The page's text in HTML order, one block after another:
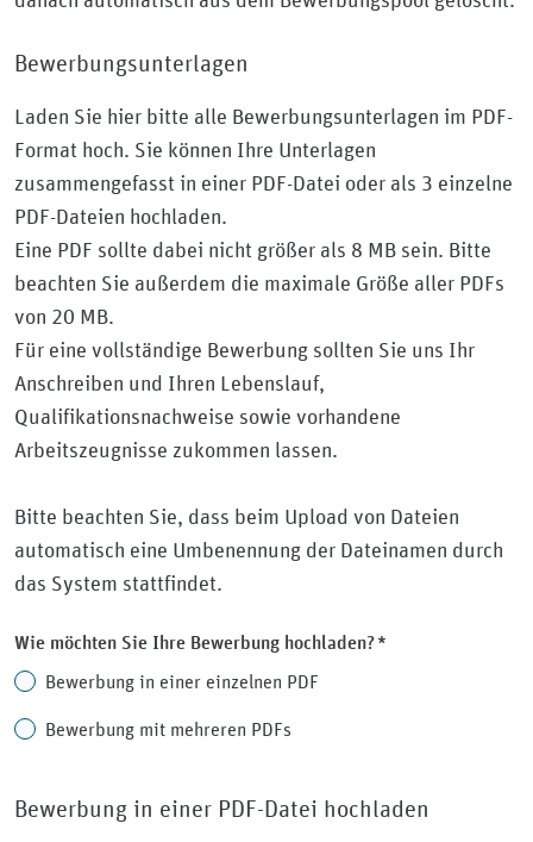
Bewerbungsunterlagen
Laden Sie hier bitte alle Bewerbungsunterlagen im PDF-
Format hoch. Sie können Ihre Unterlagen
zusammengefasst in einer PDF-Datei oder als 3 einzelne
PDF-Dateien hochladen.
Eine PDF sollte dabei nicht größer als 8 MB sein. Bitte
beachten Sie außerdem die maximale Größe aller PDFs
von 20 MB.
Für eine vollständige Bewerbung sollten Sie uns Ihr
Anschreiben und Ihren Lebenslauf,
Qualifikationsnachweise sowie vorhandene
Arbeitszeugnisse zukommen lassen.
Bitte beachten Sie, dass beim Upload von Dateien
automatisch eine Umbenennung der Dateinamen durch
das System stattfindet.
Wie möchten Sie Ihre Bewerbung hochladen?*
Bewerbung in einer einzelnen PDF
Bewerbung mit mehreren PDFs
Bewerbung in einer PDF-Datei hochladen